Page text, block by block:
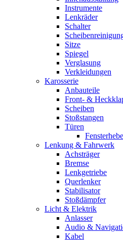
Instrumente
Lenkräder
Schalter
Sitze
Spiegel
Verglasung
Verkleidungen
Karosserie
Anbauteile
Front- &
Scheiben
Stoßstangen
Türen
Lenkung & Fahrwerk
Achsträger
Bremse
Lenkgetriebe
Querlenker
Stabilisator
Stoßdämpfer
Licht & Elektrik
Anlasser
Audio &
Kabel